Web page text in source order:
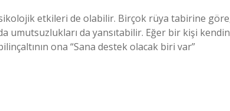
etkileri de olabilir. Birçok rüya tabirine
umutsuzlukları da yansıtabilir. Eğer bir kişi
ona “Sana destek olacak biri var”